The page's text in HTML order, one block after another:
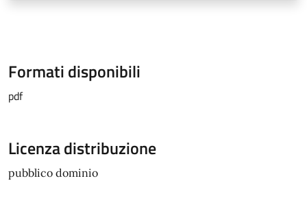
Formati disponibili
pdf
Licenza distribuzione
pubblico dominio